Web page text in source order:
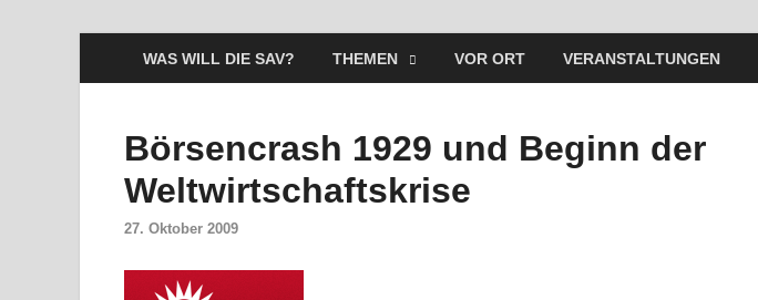
WAS WILL DIE SAV? THEMEN VOR ORT VERANSTALTUNGEN
Börsencrash 1929 und Beginn der
Weltwirtschaftskrise
27. Oktober 2009